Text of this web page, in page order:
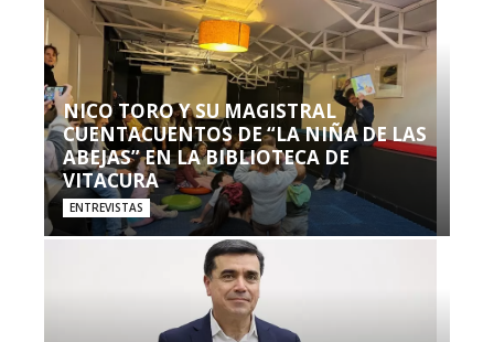
NICO TORO Y SU MAGISTRAL
CUENTACUENTOS DE “LA NIÑA DE LAS
ABEJAS” EN LA BIBLIOTECA DE
VITACURA
ENTREVISTAS